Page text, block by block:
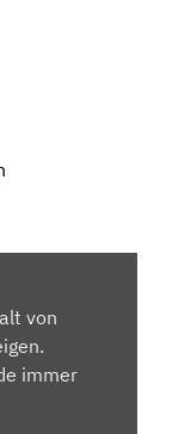
von
immer